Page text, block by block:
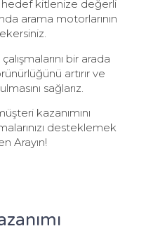
kitlenize değerli
arama motorlarının
bir arada
artırır ve
sağlarız.
kazanımını
desteklemek
Arayın!